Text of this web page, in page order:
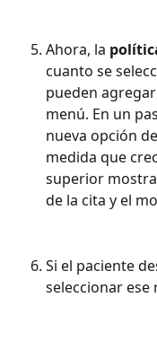
Ahora, la
cuanto se
pueden
menú. En un
nueva opción de
medida que
superior
de la cita y el
Si el paciente
seleccionar ese